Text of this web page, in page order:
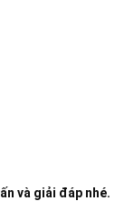
và giải đáp nhé.